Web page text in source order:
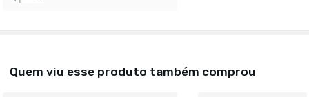
Quem viu esse produto também comprou